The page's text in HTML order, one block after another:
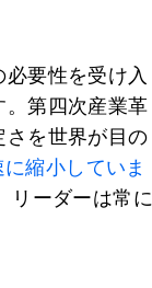
要性を受け入
第四次産業革
を世界が目の
縮小していま
リーダーは常に